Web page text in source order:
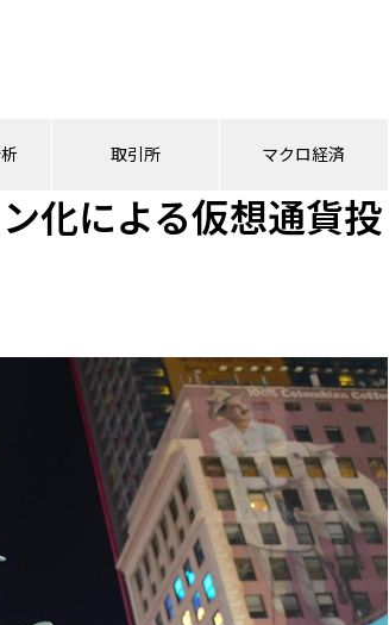
取引所 マクロ経済
化による仮想通貨投